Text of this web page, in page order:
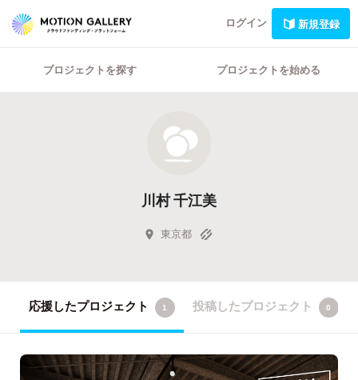
ログイン 新規登録
プロジェクトを探す プロジェクトを始める
川村 千江美
東京都
応援したプロジェクト 1 投稿したプロジェクト 0